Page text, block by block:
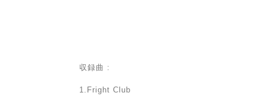
収録曲 :
1.Fright Club